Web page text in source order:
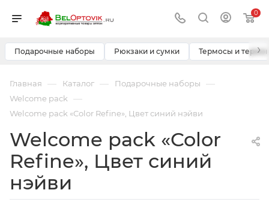
0
Подарочные наборы Рюкзаки и сумки Термосы и ›
Главная — Каталог — Подарочные наборы —
Welcome pack —
Welcome pack «Color Refine», Цвет синий нэйви
Welcome pack «Color
Refine», Цвет синий
нэйви